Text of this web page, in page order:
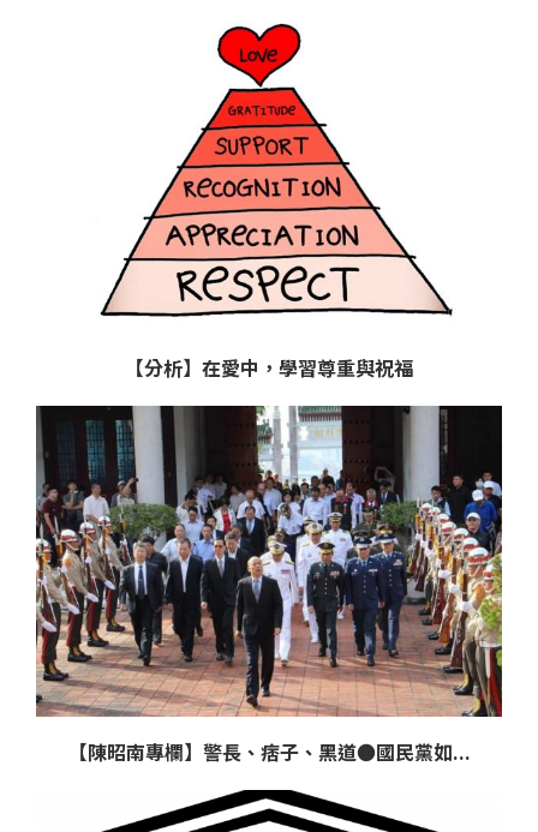
【分析】在愛中，學習尊重與祝福
【陳昭南專欄】警長、痞子、黑道●國民黨如...